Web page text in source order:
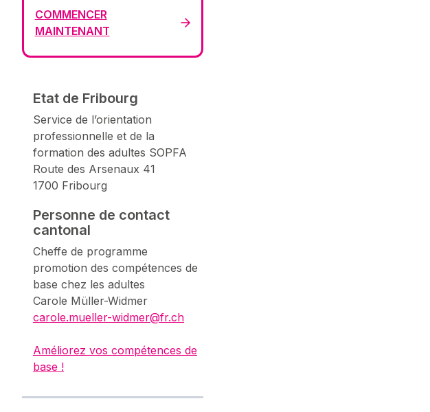
COMMENCER
MAINTENANT
Etat de Fribourg
Service de l’orientation
professionnelle et de la
formation des adultes SOPFA
Route des Arsenaux 41
1700 Fribourg
Personne de contact
cantonal
Cheffe de programme
promotion des compétences de
base chez les adultes
Carole Müller-Widmer
carole.mueller-widmer@fr.ch
Améliorez vos compétences de
base !